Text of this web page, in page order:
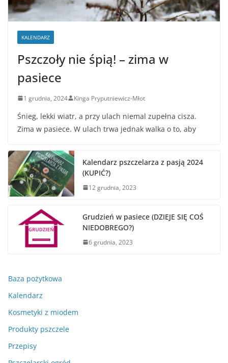
KALENDARZ
Pszczoły nie śpią! – zima w
pasiece
1 grudnia, 2024 Kinga Pryputniewicz-Młot
Śnieg, lekki wiatr, a przy ulach niemal zupełna cisza.
Zima w pasiece. W ulach trwa jednak walka o to, aby
Kalendarz pszczelarza z pasją 2024
(KUPIĆ?)
12 grudnia, 2023
Grudzień w pasiece (DZIEJE SIĘ COŚ
NIEDOBREGO?)
6 grudnia, 2023
Baza pożytkowa
Kalendarz
Kosmetyki z miodem
Produkty pszczele
Przepisy